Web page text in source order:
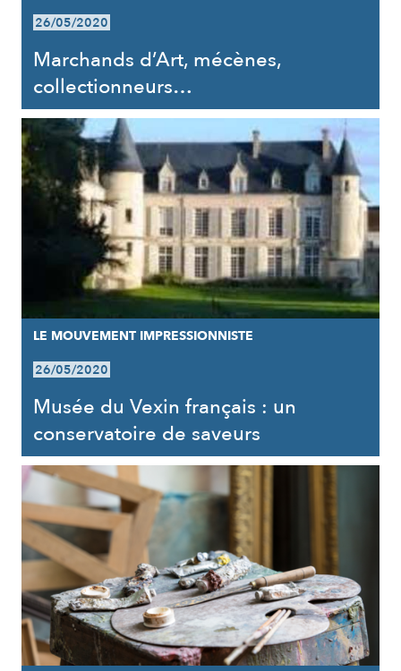
26/05/2020
Marchands d’Art, mécènes,
collectionneurs…
LE MOUVEMENT IMPRESSIONNISTE
26/05/2020
Musée du Vexin français : un
conservatoire de saveurs